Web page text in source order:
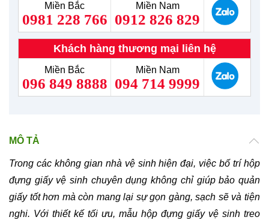
Miền Bắc
0981 228 766
Miền Nam
0912 826 829
Khách hàng thương mại liên hệ
Miền Bắc
096 849 8888
Miền Nam
094 714 9999
MÔ TẢ
Trong các không gian nhà vệ sinh hiện đại, việc bố trí hộp
đựng giấy vệ sinh chuyên dụng không chỉ giúp bảo quản
giấy tốt hơn mà còn mang lại sự gọn gàng, sạch sẽ và tiện
nghi. Với thiết kế tối ưu, mẫu hộp đựng giấy vệ sinh treo